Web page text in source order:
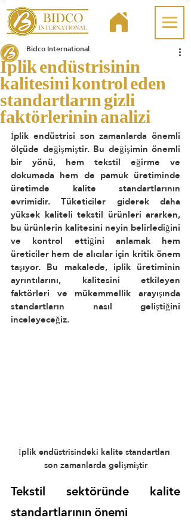
İplik endüstrisinin
kalitesini kontrol eden
standartların gizli
faktörlerinin analizi
Bidco International
İplik endüstrisi son zamanlarda önemli
ölçüde değişmiştir. Bu değişimin önemli
bir yönü, hem tekstil eğirme ve
dokumada hem de pamuk üretiminde
üretimde kalite standartlarının
evrimidir. Tüketiciler giderek daha
yüksek kaliteli tekstil ürünleri ararken,
bu ürünlerin kalitesini neyin belirlediğini
ve kontrol ettiğini anlamak hem
üreticiler hem de alıcılar için kritik önem
taşıyor. Bu makalede, iplik üretiminin
ayrıntılarını, kalitesini etkileyen
faktörleri ve mükemmellik arayışında
standartların nasıl geliştiğini
inceleyeceğiz.
İplik endüstrisindeki kalite standartları
son zamanlarda gelişmiştir
Tekstil sektöründe kalite
standartlarının önemi